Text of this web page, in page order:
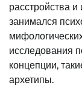
расстройства
занимался
исследования
концепции,
архетипы.